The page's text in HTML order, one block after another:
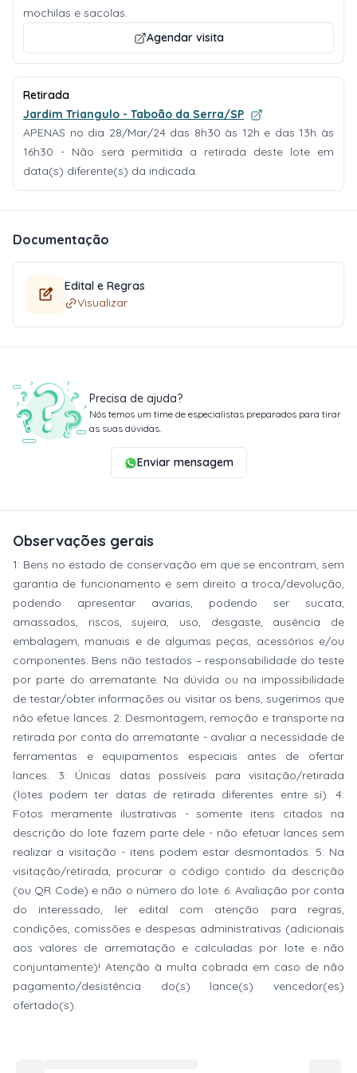
mochilas e sacolas.
Agendar visita
Retirada
Jardim Triangulo - Taboão da Serra/SP
APENAS no dia 28/Mar/24 das 8h30 às 12h e das 13h às
16h30 - Não será permitida a retirada deste lote em
data(s) diferente(s) da indicada.
Documentação
Edital e Regras
Visualizar
Precisa de ajuda?
Nós temos um time de especialistas preparados para tirar
as suas dúvidas.
Enviar mensagem
Observações gerais
1: Bens no estado de conservação em que se encontram, sem
garantia de funcionamento e sem direito a troca/devolução,
podendo apresentar avarias, podendo ser sucata,
amassados, riscos, sujeira, uso, desgaste, ausência de
embalagem, manuais e de algumas peças, acessórios e/ou
componentes. Bens não testados – responsabilidade do teste
por parte do arrematante. Na dúvida ou na impossibilidade
de testar/obter informações ou visitar os bens, sugerimos que
não efetue lances. 2: Desmontagem, remoção e transporte na
retirada por conta do arrematante - avaliar a necessidade de
ferramentas e equipamentos especiais antes de ofertar
lances. 3: Únicas datas possíveis para visitação/retirada
(lotes podem ter datas de retirada diferentes entre si). 4:
Fotos meramente ilustrativas - somente itens citados na
descrição do lote fazem parte dele - não efetuar lances sem
realizar a visitação - itens podem estar desmontados. 5: Na
visitação/retirada, procurar o código contido da descrição
(ou QR Code) e não o número do lote. 6: Avaliação por conta
do interessado, ler edital com atenção para regras,
condições, comissões e despesas administrativas (adicionais
aos valores de arrematação e calculadas por lote e não
conjuntamente)! Atenção à multa cobrada em caso de não
pagamento/desistência do(s) lance(s) vencedor(es)
ofertado(s).